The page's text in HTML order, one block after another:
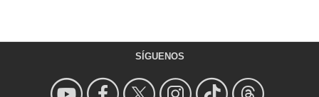
SÍGUENOS